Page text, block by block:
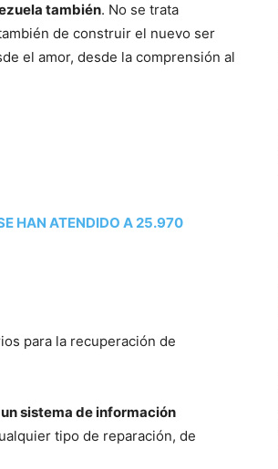
también. No se trata
de construir el nuevo ser
el amor, desde la comprensión al
HAN ATENDIDO A 25.970
para la recuperación de
sistema de información
tipo de reparación, de